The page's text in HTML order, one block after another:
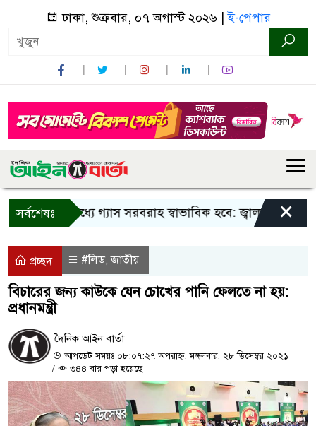
ঢাকা, শুক্রবার, ০৭ অগাস্ট ২০২৬ |ই-পেপার
সর্বশেষঃ
তিন দিনের মধ্যে গ্যাস সরবরাহ স্বাভাবিক হবে: জ্বালানি মন্ত্রী×
প্রচ্ছদ #লিড,জাতীয়
বিচারের জন্য কাউকে যেন চোখের পানি ফেলতে না হয়:
প্রধানমন্ত্রী
দৈনিক আইন বার্তা
আপডেট সময়ঃ ০৮:০৭:২৭ অপরাহ্ন, মঙ্গলবার, ২৮ ডিসেম্বর ২০২১
/
৩৪৪ বার পড়া হয়েছে